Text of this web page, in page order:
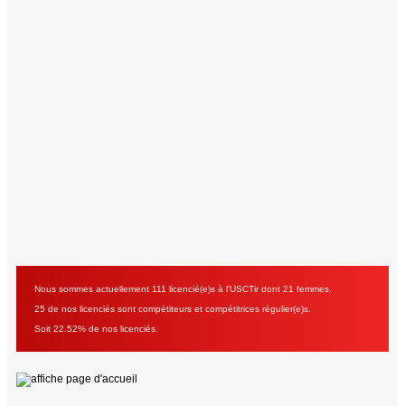
Nous sommes actuellement 111 licencié(e)s à l'USCTir dont 21 femmes.
25 de nos licenciés sont compétiteurs et compétitrices régulier(e)s.
Soit 22.52% de nos licenciés.